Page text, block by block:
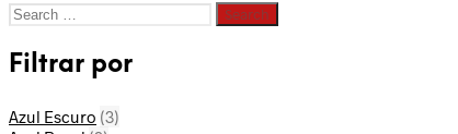
Search
Filtrar por
Azul Escuro (3)